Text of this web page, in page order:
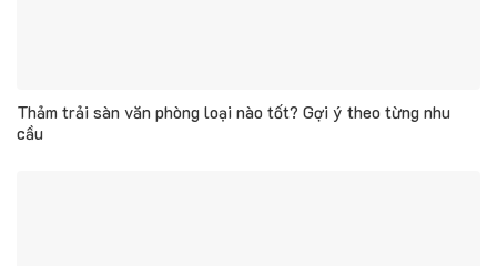
Thảm trải sàn văn phòng loại nào tốt? Gợi ý theo từng nhu
cầu